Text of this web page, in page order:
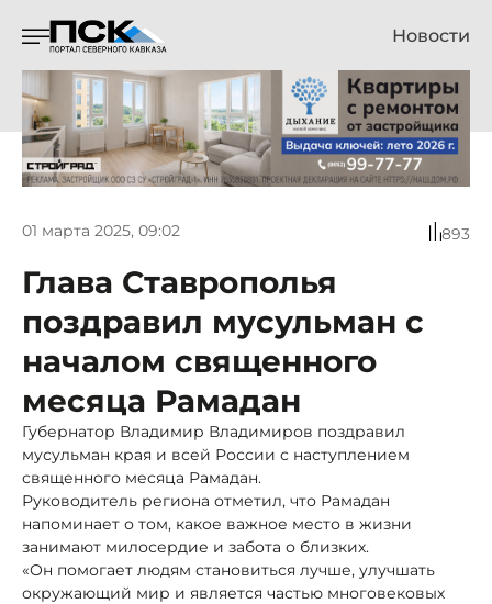
Новости
01 марта 2025, 09:02 893
Глава Ставрополья
поздравил мусульман с
началом священного
месяца Рамадан
Губернатор Владимир Владимиров поздравил
мусульман края и всей России с наступлением
священного месяца Рамадан.
Руководитель региона отметил, что Рамадан
напоминает о том, какое важное место в жизни
занимают милосердие и забота о близких.
«Он помогает людям становиться лучше, улучшать
окружающий мир и является частью многовековых